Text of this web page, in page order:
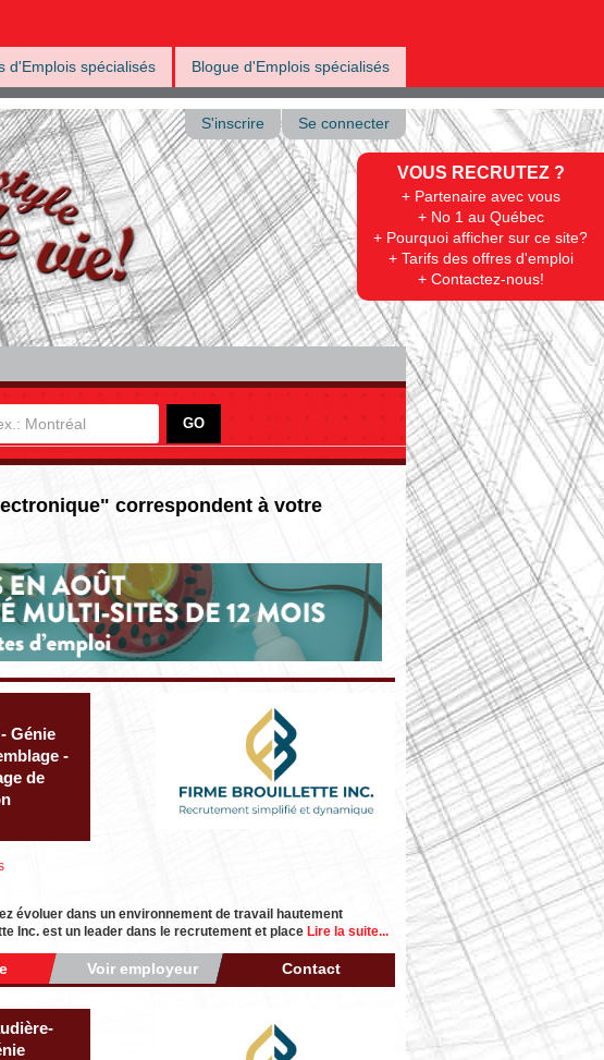
d'Emplois spécialisés Blogue d'Emplois spécialisés
VOUS RECRUTEZ ?
+ Partenaire avec vous
+ No 1 au Québec
+ Pourquoi afficher sur ce site?
+ Tarifs des offres d'emploi
+ Contactez-nous!
S'inscrire Se connecter
correspondent à votre
Génie
-
de
évoluer dans un environnement de travail hautement
Inc. est un leader dans le recrutement et place Lire la suite...
Voir employeur Contact